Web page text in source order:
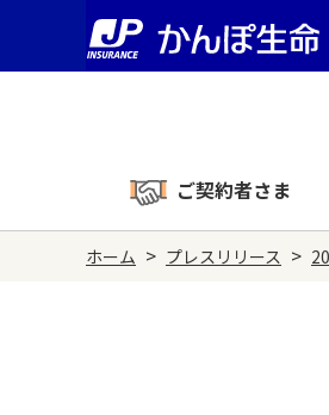
ご契約者さま
ホーム > プレスリリース >